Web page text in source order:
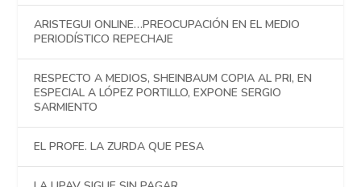
ARISTEGUI ONLINE…PREOCUPACIÓN EN EL MEDIO
PERIODÍSTICO REPECHAJE
RESPECTO A MEDIOS, SHEINBAUM COPIA AL PRI, EN
ESPECIAL A LÓPEZ PORTILLO, EXPONE SERGIO
SARMIENTO
EL PROFE. LA ZURDA QUE PESA